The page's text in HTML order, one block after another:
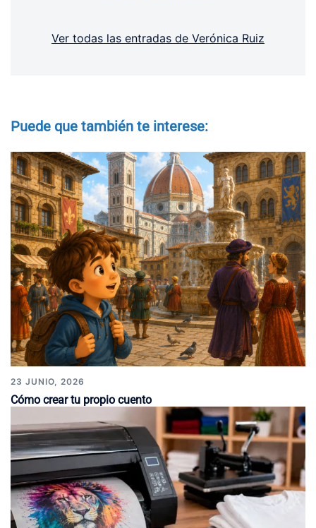
Ver todas las entradas de Verónica Ruiz
Puede que también te interese:
23 JUNIO, 2026
Cómo crear tu propio cuento